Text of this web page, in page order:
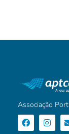
Associação